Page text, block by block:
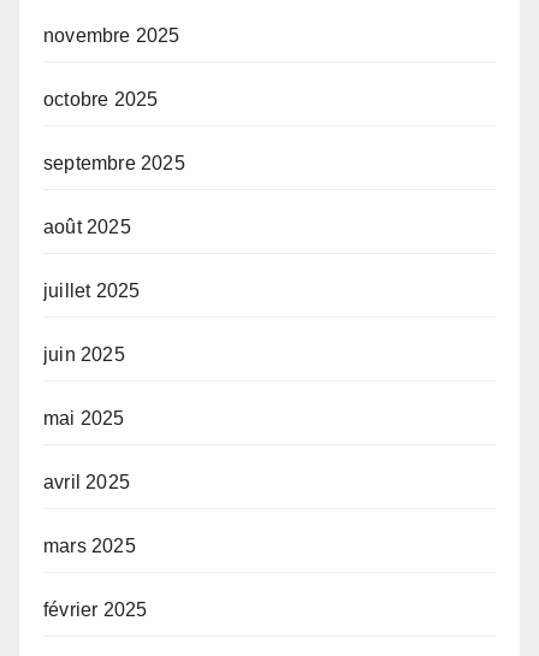
novembre 2025
octobre 2025
septembre 2025
août 2025
juillet 2025
juin 2025
mai 2025
avril 2025
mars 2025
février 2025